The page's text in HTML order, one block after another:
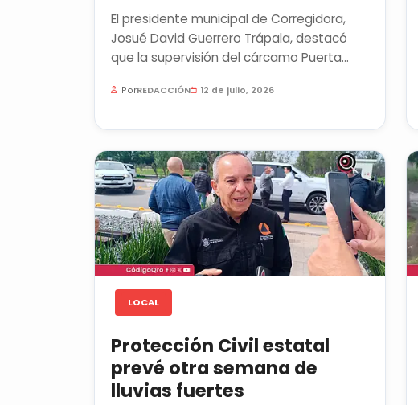
El presidente municipal de Corregidora,
Josué David Guerrero Trápala, destacó
que la supervisión del cárcamo Puerta
PorREDACCIÓN 12 de julio, 2026
LOCAL
Protección Civil estatal
prevé otra semana de
lluvias fuertes